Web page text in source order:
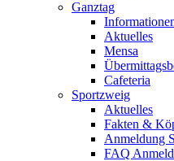
Ganztag
Aktuelles
Mensa
Cafeteria
Sportzweig
Aktuelles
Fakten &
Anmeldung
FAQ